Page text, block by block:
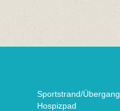
Sportstrand/Übergang
Hospizpad